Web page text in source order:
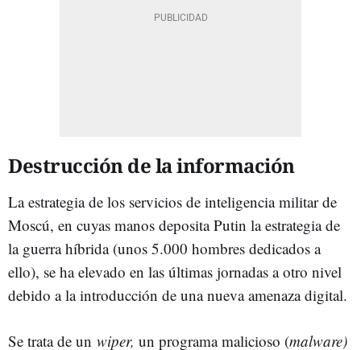
Destrucción de la información
La estrategia de los servicios de inteligencia militar de
Moscú, en cuyas manos deposita Putin la estrategia de
la guerra híbrida (unos 5.000 hombres dedicados a
ello), se ha elevado en las últimas jornadas a otro nivel
debido a la introducción de una nueva amenaza digital.
Se trata de un wiper, un programa malicioso (malware)